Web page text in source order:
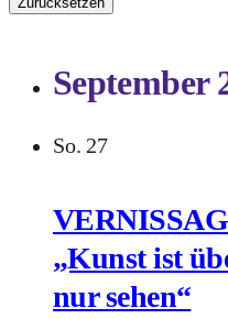
September
So.27
„Kunst ist
nur sehen“